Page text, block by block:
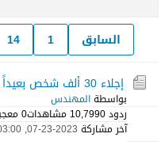
السابق 1
14
إجلاء 30 ألف شخص بعيداً عن الحرائق في جزيرة رودس
بواسطةالمهندس
ردود 0 10,799 مشاهدات
0 معجبون
آخر مشاركة 07-23-2023, 03:00 AM